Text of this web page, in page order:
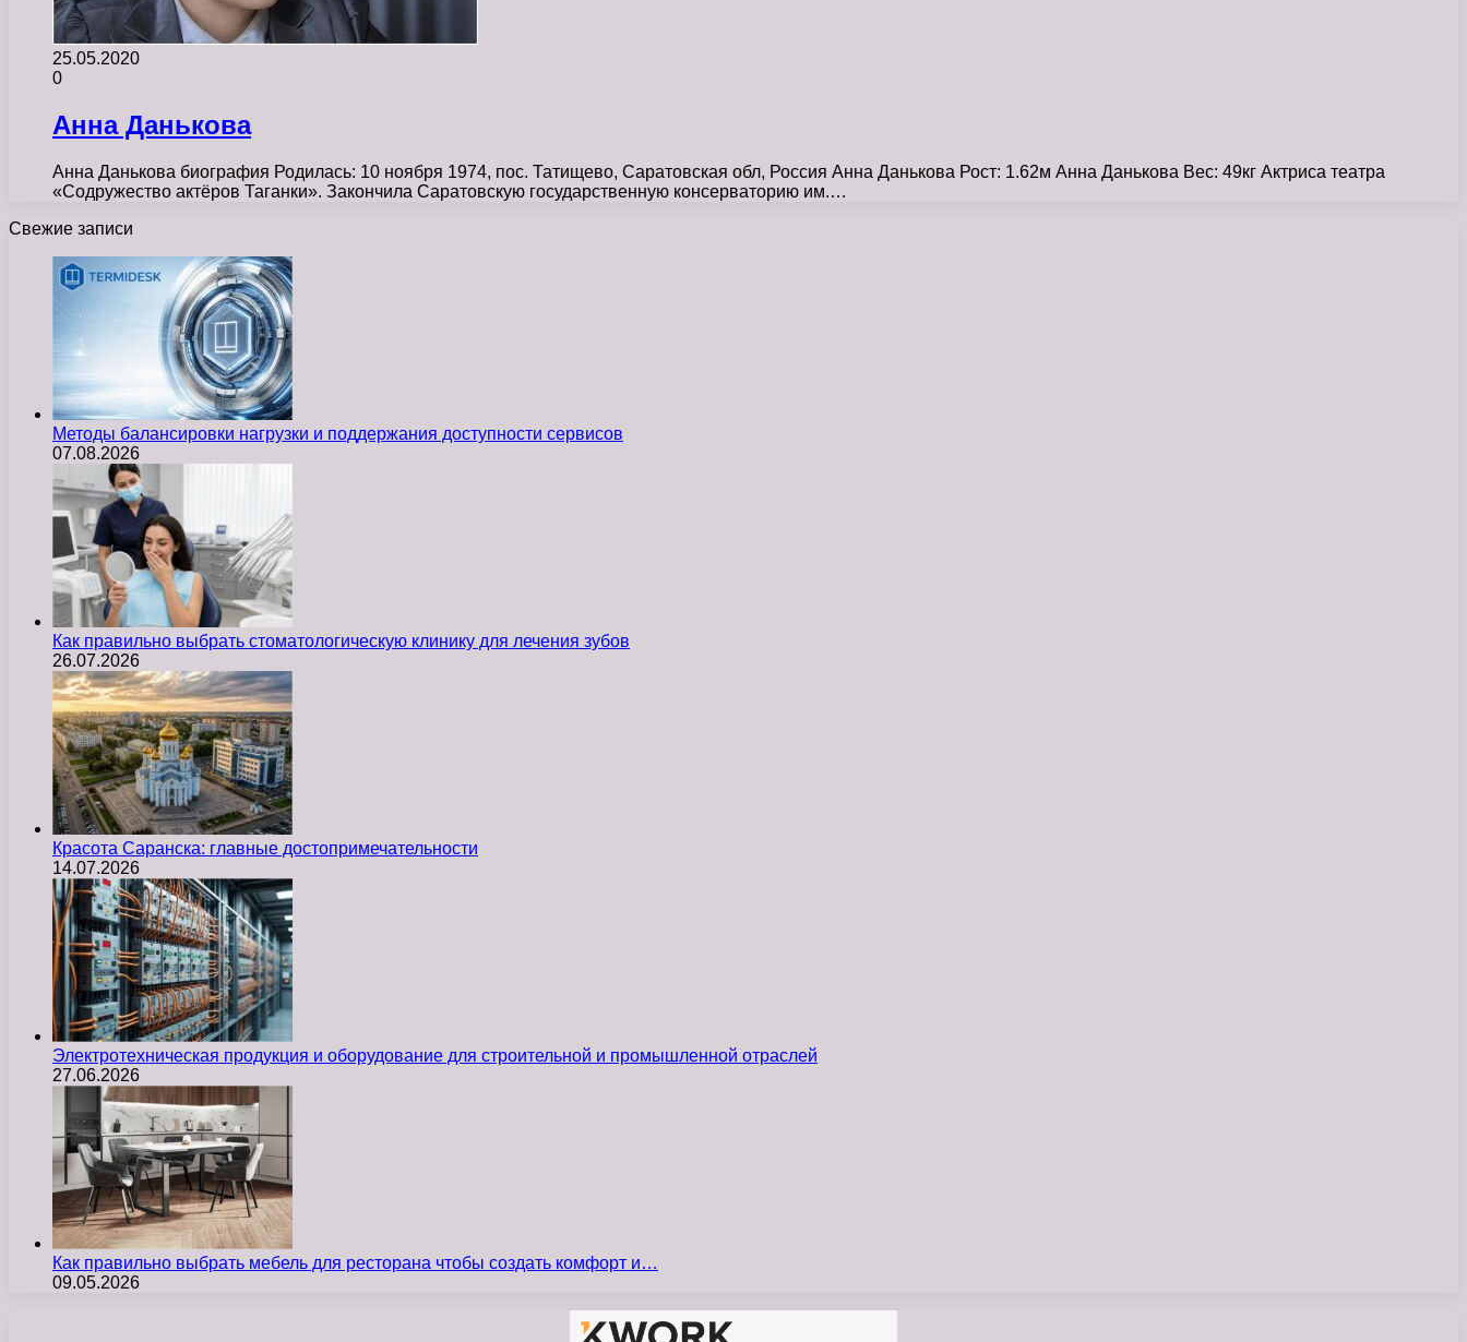
25.05.2020
0
Анна Данькова
Анна Данькова биография Родилась: 10 ноября 1974, пос. Татищево, Саратовская обл, Россия Анна Данькова Рост: 1.62м Анна Данькова Вес: 49кг Актриса театра
«Содружество актёров Таганки». Закончила Саратовскую государственную консерваторию им.…
Свежие записи
Методы балансировки нагрузки и поддержания доступности сервисов
07.08.2026
Как правильно выбрать стоматологическую клинику для лечения зубов
26.07.2026
Красота Саранска: главные достопримечательности
14.07.2026
Электротехническая продукция и оборудование для строительной и промышленной отраслей
27.06.2026
Как правильно выбрать мебель для ресторана чтобы создать комфорт и…
09.05.2026